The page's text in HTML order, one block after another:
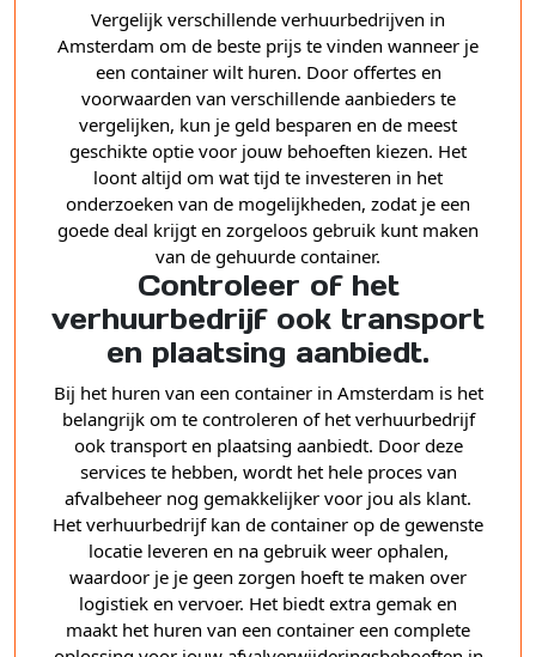
Vergelijk verschillende verhuurbedrijven in
Amsterdam om de beste prijs te vinden wanneer je
een container wilt huren. Door offertes en
voorwaarden van verschillende aanbieders te
vergelijken, kun je geld besparen en de meest
geschikte optie voor jouw behoeften kiezen. Het
loont altijd om wat tijd te investeren in het
onderzoeken van de mogelijkheden, zodat je een
goede deal krijgt en zorgeloos gebruik kunt maken
van de gehuurde container.
Controleer of het
verhuurbedrijf ook transport
en plaatsing aanbiedt.
Bij het huren van een container in Amsterdam is het
belangrijk om te controleren of het verhuurbedrijf
ook transport en plaatsing aanbiedt. Door deze
services te hebben, wordt het hele proces van
afvalbeheer nog gemakkelijker voor jou als klant.
Het verhuurbedrijf kan de container op de gewenste
locatie leveren en na gebruik weer ophalen,
waardoor je je geen zorgen hoeft te maken over
logistiek en vervoer. Het biedt extra gemak en
maakt het huren van een container een complete